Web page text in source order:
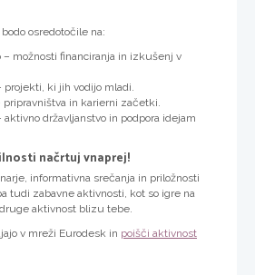
osredotočile na:
– možnosti financiranja in izkušenj v
projekti, ki jih vodijo mladi.
in karierni začetki.
aktivno državljanstvo in podpora idejam
načrtuj vnaprej!
informativna srečanja in priložnosti
tudi zabavne aktivnosti, kot so igre na
aktivnost blizu tebe.
v mreži Eurodesk in poišči aktivnost